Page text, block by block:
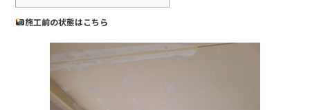
施工前の状態はこちら